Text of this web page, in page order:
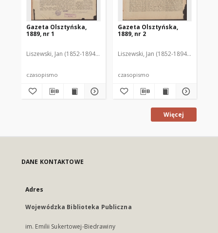
Gazeta Olsztyńska,
1889, nr 1
Liszewski, Jan (1852-1894). Red.
czasopismo
Gazeta Olsztyńska,
1889, nr 2
Liszewski, Jan (1852-1894). Red.
czasopismo
Więcej
DANE KONTAKTOWE
Adres
Wojewódzka Biblioteka Publiczna
im. Emilii Sukertowej-Biedrawiny